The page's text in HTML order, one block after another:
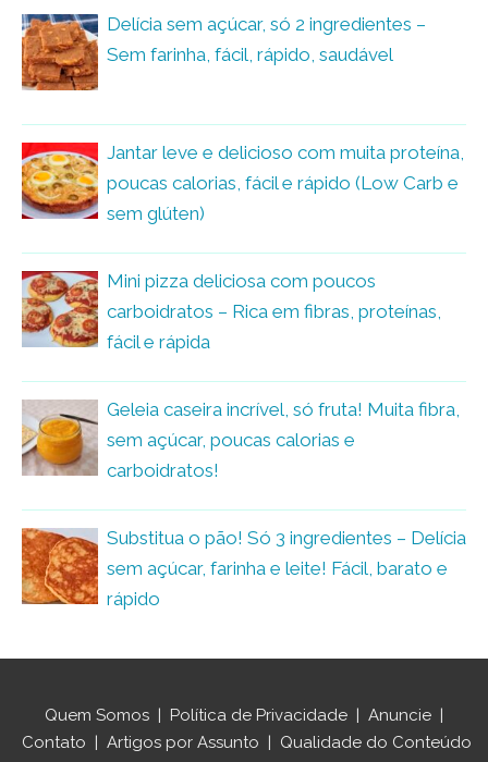
Delícia sem açúcar, só 2 ingredientes –
Sem farinha, fácil, rápido, saudável
Jantar leve e delicioso com muita proteína,
poucas calorias, fácil e rápido (Low Carb e
sem glúten)
Mini pizza deliciosa com poucos
carboidratos – Rica em fibras, proteínas,
fácil e rápida
Geleia caseira incrível, só fruta! Muita fibra,
sem açúcar, poucas calorias e
carboidratos!
Substitua o pão! Só 3 ingredientes – Delícia
sem açúcar, farinha e leite! Fácil, barato e
rápido
Quem Somos | Política de Privacidade | Anuncie |
Contato | Artigos por Assunto | Qualidade do Conteúdo